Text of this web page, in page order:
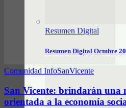
Resumen Digital
Resumen Digital Octubre
Comunidad InfoSanVicente
San Vicente: brindarán una
orientada a la economía